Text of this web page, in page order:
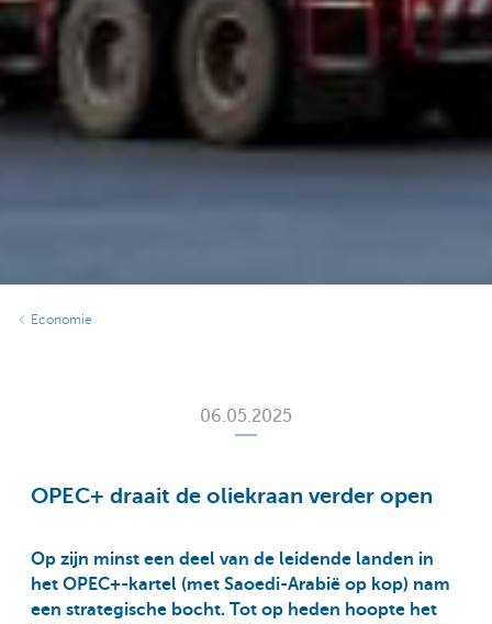
Economie
06.05.2025
OPEC+ draait de oliekraan verder open
Op zijn minst een deel van de leidende landen in
het OPEC+-kartel (met Saoedi-Arabië op kop) nam
een strategische bocht. Tot op heden hoopte het